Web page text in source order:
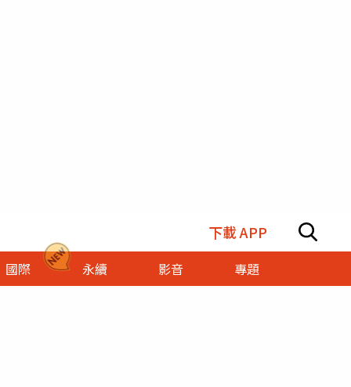
下載 APP
國際 永續 影音 專題